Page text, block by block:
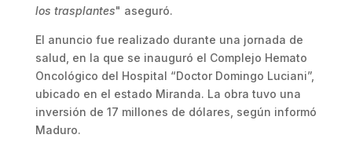
los trasplantes" aseguró.
El anuncio fue realizado durante una jornada de
salud, en la que se inauguró el Complejo Hemato
Oncológico del Hospital “Doctor Domingo Luciani”,
ubicado en el estado Miranda. La obra tuvo una
inversión de 17 millones de dólares, según informó
Maduro.